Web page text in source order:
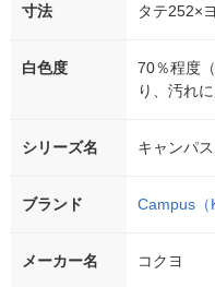
寸法 タテ252×
白色度
70％程度
り、汚れ
シリーズ名 キャンパ
ブランド Campus（
メーカー名 コクヨ